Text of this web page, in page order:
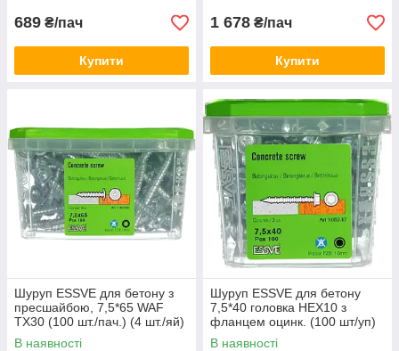
689 ₴/пач
Купити
1 678 ₴/пач
Купити
Шуруп ESSVE для бетону з
пресшайбою, 7,5*65 WAF
ТХ30 (100 шт./пач.) (4 шт./яй)
В наявності
Шуруп ESSVE для бетону
7,5*40 головка HEX10 з
фланцем оцинк. (100 шт/уп)
(8 шт/ящ)
В наявності